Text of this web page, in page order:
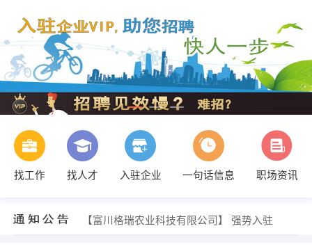
找工作 找人才 入驻企业 一句话信息
职场资讯
【富川格瑞农业科技有限公司】 强势入驻